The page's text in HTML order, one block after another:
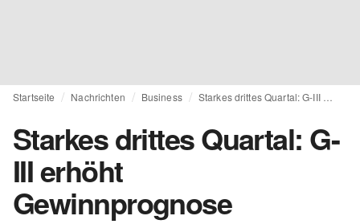
Startseite Nachrichten Business
Starkes drittes Quartal: G-
III erhöht
Gewinnprognose